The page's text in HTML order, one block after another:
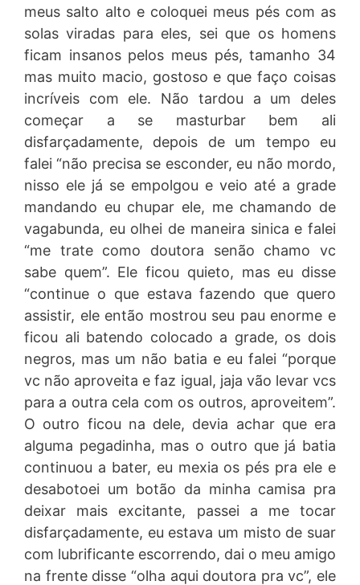
meus salto alto e coloquei meus pés com as
solas viradas para eles, sei que os homens
ficam insanos pelos meus pés, tamanho 34
mas muito macio, gostoso e que faço coisas
incríveis com ele. Não tardou a um deles
começar a se masturbar bem ali
disfarçadamente, depois de um tempo eu
falei “não precisa se esconder, eu não mordo,
nisso ele já se empolgou e veio até a grade
mandando eu chupar ele, me chamando de
vagabunda, eu olhei de maneira sinica e falei
“me trate como doutora senão chamo vc
sabe quem”. Ele ficou quieto, mas eu disse
“continue o que estava fazendo que quero
assistir, ele então mostrou seu pau enorme e
ficou ali batendo colocado a grade, os dois
negros, mas um não batia e eu falei “porque
vc não aproveita e faz igual, jaja vão levar vcs
para a outra cela com os outros, aproveitem”.
O outro ficou na dele, devia achar que era
alguma pegadinha, mas o outro que já batia
continuou a bater, eu mexia os pés pra ele e
desabotoei um botão da minha camisa pra
deixar mais excitante, passei a me tocar
disfarçadamente, eu estava um misto de suar
com lubrificante escorrendo, dai o meu amigo
na frente disse “olha aqui doutora pra vc”, ele